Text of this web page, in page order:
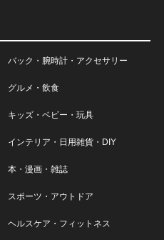
バック・腕時計・アクセサリー
グルメ・飲食
キッズ・ベビー・玩具
インテリア・日用雑貨・DIY
本・漫画・雑誌
スポーツ・アウトドア
ヘルスケア・フィットネス